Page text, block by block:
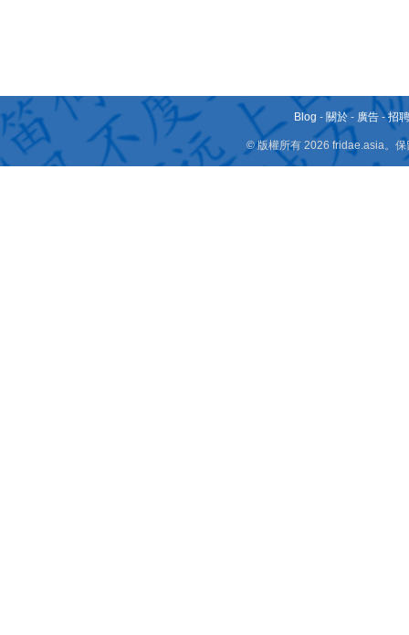
Blog - 關於 - 廣告 -招
© 版權所有 2026 fridae.asia。